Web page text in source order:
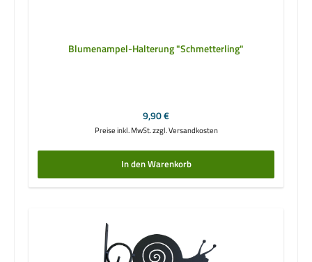
Blumenampel-Halterung "Schmetterling"
Regulärer Preis:
9,90 €
Preise inkl. MwSt. zzgl. Versandkosten
In den Warenkorb